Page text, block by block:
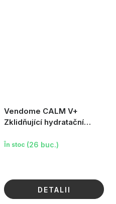
Vendome CALM V+
Zklidňující hydratační
pokožku, 30ml
În stoc (26 buc.)
DETALII